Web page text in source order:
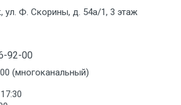
80 Дж
расплавленного металла БМ
ул. Ф. Скорины, д. 54а/1, 3 этаж
92-00
(многоканальный)